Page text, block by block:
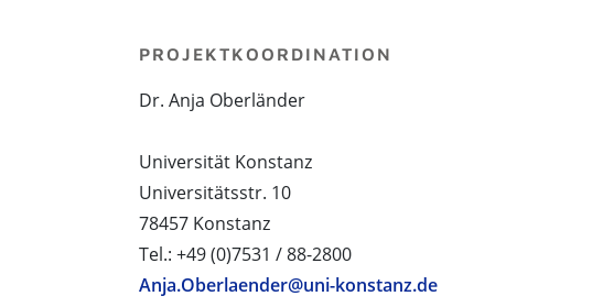
PROJEKTKOORDINATION
Dr. Anja Oberländer
Universität Konstanz
Universitätsstr. 10
78457 Konstanz
Tel.: +49 (0)7531 / 88-2800
Anja.Oberlaender@uni-konstanz.de